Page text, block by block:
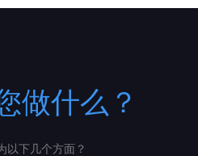
做什么？
以下几个方面？